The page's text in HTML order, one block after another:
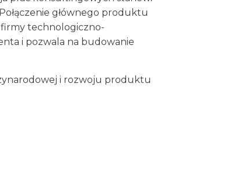
głównego produktu
technologiczno-
i pozwala na budowanie
i rozwoju produktu